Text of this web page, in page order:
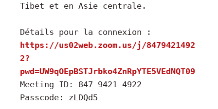
Tibet et en Asie centrale.
https://us02web.zoom.us/j/8479421492
2?
pwd=UW9qOEpBSTJrbko4ZnRpYTE5VEdNQT09
Meeting ID: 847 9421 4922
Passcode: zLDQd5